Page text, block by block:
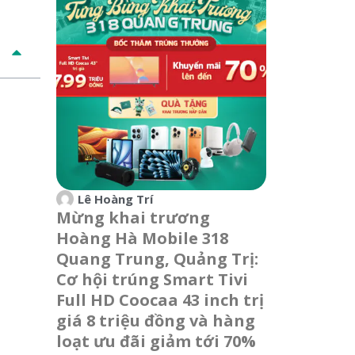
Lê Hoàng Trí
Mừng khai trương
Hoàng Hà Mobile 318
Quang Trung, Quảng Trị:
Cơ hội trúng Smart Tivi
Full HD Coocaa 43 inch trị
giá 8 triệu đồng và hàng
loạt ưu đãi giảm tới 70%